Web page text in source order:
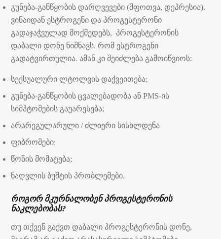
გუნება-განწყობის დარღვევები (შფოთვა, დეპრესია).
ვინაიდან ესტროგენი და პროგესტერონი
გადაჯაჭვულად მოქმედებს, პროგესტერონის
დაბალი დონე ნიშნავს, რომ ესტროგენი
გადატვირთულია. ამან კი შეიძლება გამოიწვიოს:
სექსუალური ლტოლვის დაქვეითება;
გუნება-განწყობის ცვალებადობა ან PMS-ის
სიმპტომების გაუარესება;
არარეგულარული / ძლიერი სისხლდენა
ფიბრომები;
წონის მომატება;
ნაღვლის ბუშტის პრობლემები.
როგორ მკურნალობენ პროგესტერონის
ნაკლებობას?
თუ თქვენ გაქვთ დაბალი პროგესტერონის დონე,